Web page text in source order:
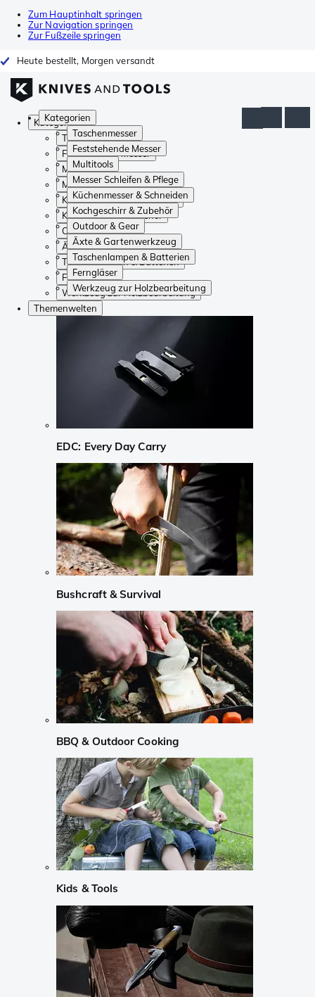
Zum Hauptinhalt springen
Zur Navigation springen
Zur Fußzeile springen
Heute bestellt, Morgen versandt
Kategorien
Taschenmesser
Feststehende Messer
Multitools
Messer Schleifen & Pflege
Küchenmesser & Schneiden
Kochgeschirr & Zubehör
Outdoor & Gear
Äxte & Gartenwerkzeug
Taschenlampen & Batterien
Ferngläser
Werkzeug zur Holzbearbeitung
Kategorien
Taschenmesser
Feststehende Messer
Multitools
Messer Schleifen & Pflege
Küchenmesser & Schneiden
Kochgeschirr & Zubehör
Outdoor & Gear
Äxte & Gartenwerkzeug
Taschenlampen & Batterien
Ferngläser
Werkzeug zur Holzbearbeitung
Themenwelten
EDC: Every Day Carry
Bushcraft & Survival
BBQ & Outdoor Cooking
Kids & Tools